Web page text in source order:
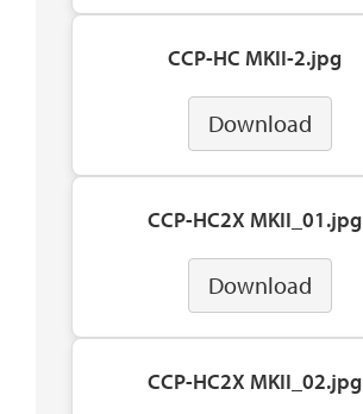
CCP-HC MKII-2.jpg
Download
CCP-HC2X MKII_01.jpg
Download
CCP-HC2X MKII_02.jpg